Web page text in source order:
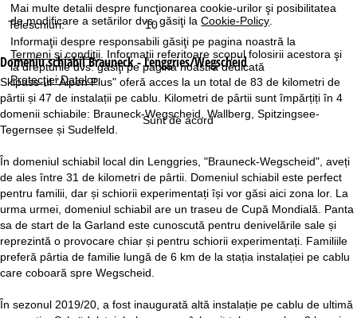
Mai multe detalii despre funcţionarea cookie-urilor şi posibilitatea
de modificare a setărilor dvs. găsiţi laCookie-Policy
Informaţii despre responsabili găsiţi pe pagina noastră la
Termeni şi condiţii . Informaţii referitoare scopul folosirii acestora şi
la drepturile dvs. găsiţi pe pagina noastră dedicată
Protecţiei Datelor.
Sunt de acord
Teleschiuri: 10
Domeniu schiabilBrauneck - Lenggries/Wegscheid
Skipass-ul "Alpen Plus" oferă acces la un total de 83 de kilometri de
pârtii și 47 de instalații pe cablu. Kilometri de pârtii sunt împărțiți în 4
domenii schiabile: Brauneck-Wegscheid, Wallberg, Spitzingsee-
Tegernsee și Sudelfeld.
În domeniul schiabil local din Lenggries, "Brauneck-Wegscheid", aveți
de ales între 31 de kilometri de pârtii. Domeniul schiabil este perfect
pentru familii, dar și schiorii experimentați își vor găsi aici zona lor. La
urma urmei, domeniul schiabil are un traseu de Cupă Mondială. Panta
sa de start de la Garland este cunoscută pentru denivelările sale și
reprezintă o provocare chiar și pentru schiorii experimentați. Familiile
preferă pârtia de familie lungă de 6 km de la stația instalației pe cablu
care coboară spre Wegscheid.
În sezonul 2019/20, a fost inaugurată altă instalație pe cablu de ultimă